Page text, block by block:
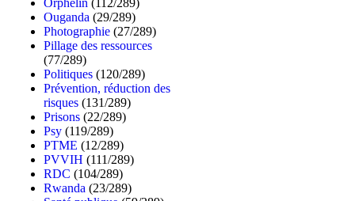
Orphelin (112/289)
Ouganda (29/289)
Photographie (27/289)
Pillage des ressources
(77/289)
Politiques (120/289)
Prévention, réduction des
risques (131/289)
Prisons (22/289)
Psy (119/289)
PTME (12/289)
PVVIH (111/289)
RDC (104/289)
Rwanda (23/289)